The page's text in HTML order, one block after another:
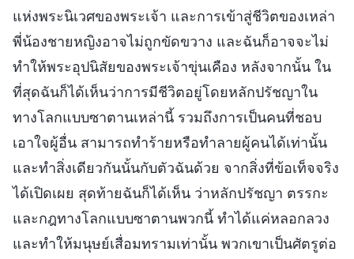
แห่งพระนิเวศของพระเจ้า และการเข้าสู่ชีวิตของเหล่า
พี่น้องชายหญิงอาจไม่ถูกขัดขวาง และฉันก็อาจจะไม่
ทำให้พระอุปนิสัยของพระเจ้าขุ่นเคือง หลังจากนั้น ใน
ที่สุดฉันก็ได้เห็นว่าการมีชีวิตอยู่โดยหลักปรัชญาใน
ทางโลกแบบซาตานเหล่านี้ รวมถึงการเป็นคนที่ชอบ
เอาใจผู้อื่น สามารถทำร้ายหรือทำลายผู้คนได้เท่านั้น
และทำสิ่งเดียวกันนั้นกับตัวฉันด้วย จากสิ่งที่ข้อเท็จจริง
ได้เปิดเผย สุดท้ายฉันก็ได้เห็น ว่าหลักปรัชญา ตรรกะ
และกฎทางโลกแบบซาตานพวกนี้ ทำได้แค่หลอกลวง
และทำให้มนุษย์เสื่อมทรามเท่านั้น พวกเขาเป็นศัตรูต่อ